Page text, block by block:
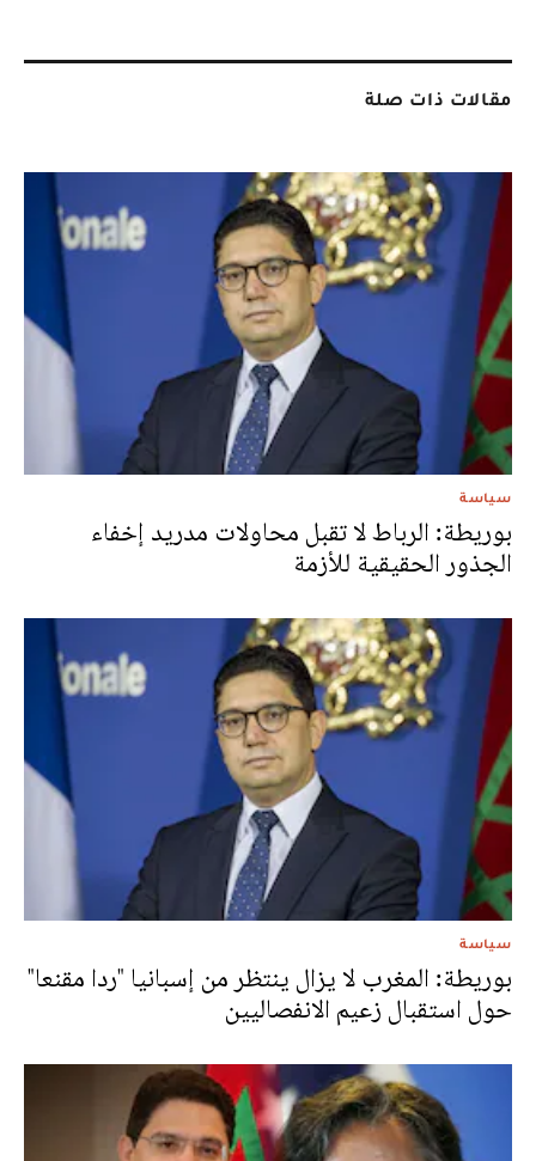
مقالات ذات صلة
سياسة
بوريطة: الرباط لا تقبل محاولات مدريد إخفاء
الجذور الحقيقية للأزمة
سياسة
بوريطة: المغرب لا يزال ينتظر من إسبانيا "ردا مقنعا"
حول استقبال زعيم الانفصاليين